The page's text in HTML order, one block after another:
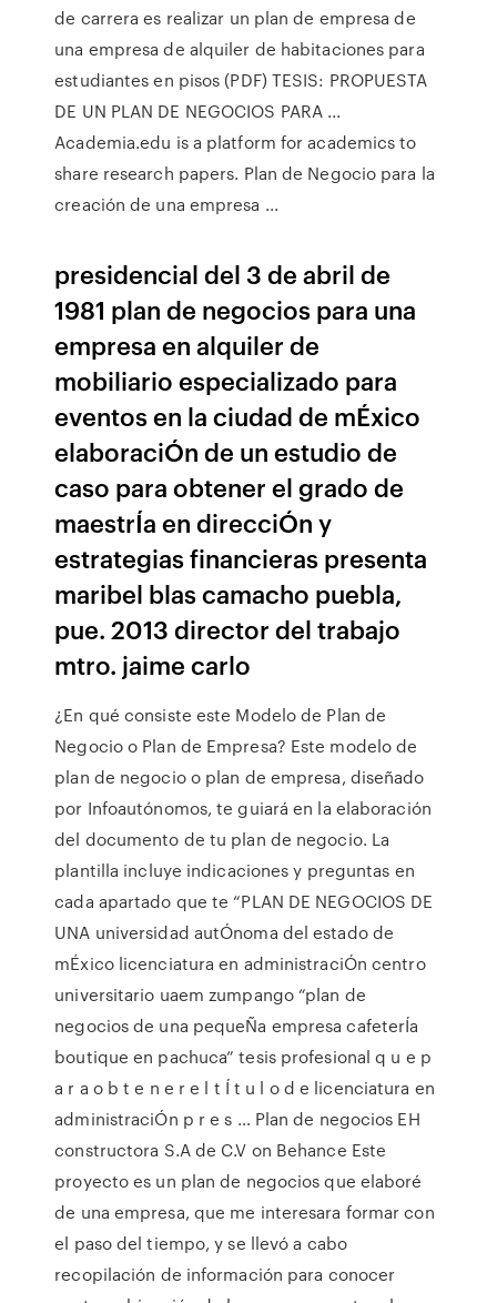
de carrera es realizar un plan de empresa de
una empresa de alquiler de habitaciones para
estudiantes en pisos (PDF) TESIS: PROPUESTA
DE UN PLAN DE NEGOCIOS PARA ...
Academia.edu is a platform for academics to
share research papers. Plan de Negocio para la
creación de una empresa ...
presidencial del 3 de abril de
1981 plan de negocios para una
empresa en alquiler de
mobiliario especializado para
eventos en la ciudad de mÉxico
elaboraciÓn de un estudio de
caso para obtener el grado de
maestrÍa en direcciÓn y
estrategias financieras presenta
maribel blas camacho puebla,
pue. 2013 director del trabajo
mtro. jaime carlo
¿En qué consiste este Modelo de Plan de
Negocio o Plan de Empresa? Este modelo de
plan de negocio o plan de empresa, diseñado
por Infoautónomos, te guiará en la elaboración
del documento de tu plan de negocio. La
plantilla incluye indicaciones y preguntas en
cada apartado que te “PLAN DE NEGOCIOS DE
UNA universidad autÓnoma del estado de
mÉxico licenciatura en administraciÓn centro
universitario uaem zumpango “plan de
negocios de una pequeÑa empresa cafeterÍa
boutique en pachuca” tesis profesional q u e p
a r a o b t e n e r e l t Í t u l o d e licenciatura en
administraciÓn p r e s … Plan de negocios EH
constructora S.A de C.V on Behance Este
proyecto es un plan de negocios que elaboré
de una empresa, que me interesara formar con
el paso del tiempo, y se llevó a cabo
recopilación de información para conocer